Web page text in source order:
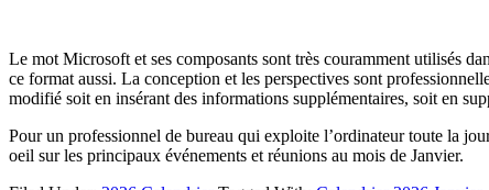
Le mot Microsoft et ses composants sont très couramment utilisés
ce format aussi. La conception et les perspectives sont
modifié soit en insérant des informations supplémentaires, soit en
Pour un professionnel de bureau qui exploite l’ordinateur toute la
oeil sur les principaux événements et réunions au mois de Janvier.